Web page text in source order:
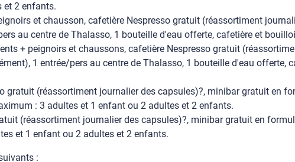
et 2 enfants.
et chausson, cafetière Nespresso gratuit (réassortiment
au centre de Thalasso, 1 bouteille d'eau offerte, cafetière et
+ peignoirs et chaussons, cafetière Nespresso gratuit
1 entrée/pers au centre de Thalasso, 1 bouteille d'eau offerte,
gratuit (réassortiment journalier des capsules)?, minibar gratuit en
: 3 adultes et 1 enfant ou 2 adultes et 2 enfants.
(réassortiment journalier des capsules)?, minibar gratuit en
et 1 enfant ou 2 adultes et 2 enfants.
: